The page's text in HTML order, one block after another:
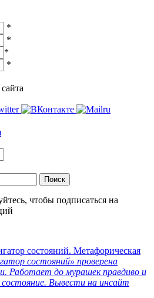
*
*
*
*
сайта
Поиск
чтобы подписаться на
состояний. Метафорическая
состояний» проверена
Работает до мурашек правдиво и
Вывести на инсайт